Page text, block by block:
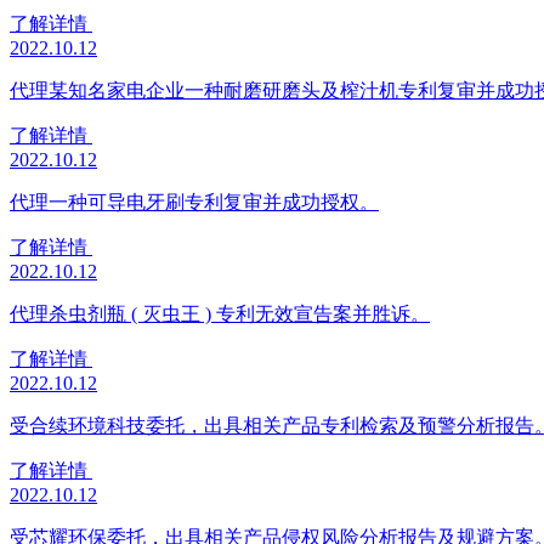
了解详情
2022.10.12
代理某知名家电企业一种耐磨研磨头及榨汁机专利复审并成功
了解详情
2022.10.12
代理一种可导电牙刷专利复审并成功授权。
了解详情
2022.10.12
代理杀虫剂瓶 ( 灭虫王 ) 专利无效宣告案并胜诉。
了解详情
2022.10.12
受合续环境科技委托，出具相关产品专利检索及预警分析报告。
了解详情
2022.10.12
受芯耀环保委托，出具相关产品侵权风险分析报告及规避方案。